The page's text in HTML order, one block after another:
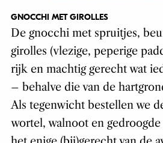
GNOCCHI MET GIROLLES
De gnocchi met spruitjes,
girolles (vlezige, peperige
rijk en machtig gerecht wat
– behalve die van de
Als tegenwicht bestellen we
wortel, walnoot en